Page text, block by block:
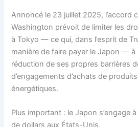
Annoncé le 23 juillet 2025, l’accord
Washington prévoit de limiter les
à Tokyo — ce qui, dans l’esprit de
manière de faire payer le Japon — à
réduction de ses propres barrières
d’engagements d’achats de
énergétiques.
Plus important : le Japon s’engage
de dollars aux États-Unis.